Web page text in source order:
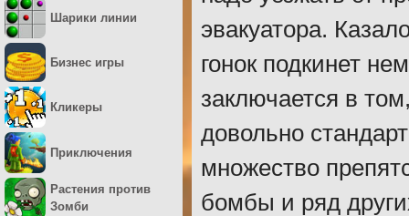
эвакуатора.
гонок подкинет
заключается в
довольно
множество
бомбы и ряд
Шарики линии
Бизнес игры
Кликеры
Приключения
Растения против
Зомби